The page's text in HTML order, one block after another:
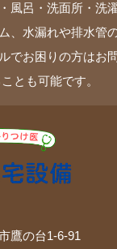
風呂・洗面所・洗
、水漏れや排水管
でお困りの方はお
とも可能です。
鷹の台1-6-91